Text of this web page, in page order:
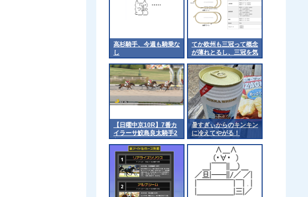
高杉騎手、今週も騎乗な
し
てか欧州も三冠って概念
が薄れとるし、三冠を気
にするのは日本くらいに
なるんやろか 他
【日曜中京10R】7番カ
イラーサ鮫島良太騎手2
着
暑すぎぃからのキンキン
に冷えてやがる！